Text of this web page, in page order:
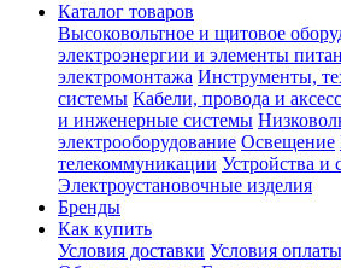
Каталог товаров
Высоковольтное и щитовое
электроэнергии и элементы
электромонтажа Инструменты,
системы Кабели, провода и
и инженерные системы
электрооборудование Освещение
телекоммуникации Устройства и
Электроустановочные изделия
Бренды
Как купить
Условия доставки Условия оплаты